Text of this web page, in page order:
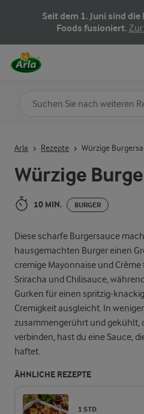
Seit dem 1. Juni sind
Foods fusioniert.
Würzige
10 MIN. BURGER
Diese scharfe Burgersauce
hausgemachten Burger einen
cremige Mayonnaise und
Sriracha und Chilisauce,
Gurken für einen spritzig-
Cremigkeit ausgleicht. In
zusammengerührt und gekühlt,
verbinden, hast du eine Sauce,
haftet.
ÄHNLICHE REZEPTE
1 STD.
Arla Rezepte Würzige
Nach Kategorie suchen